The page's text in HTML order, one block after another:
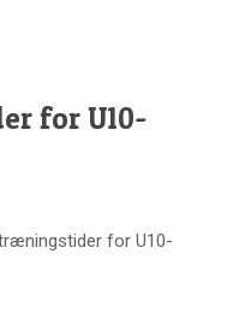
for U10-
for U10-